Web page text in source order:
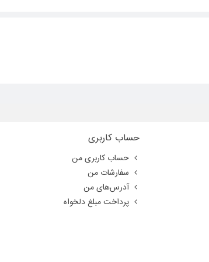
مناسب
حساب کاربری
حساب کاربری من
سفارشات من
آدرس‌های من
پرداخت مبلغ دلخواه